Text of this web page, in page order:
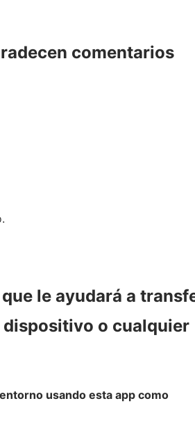
comentarios
le ayudará a
dispositivo o cualquier
usando esta app como